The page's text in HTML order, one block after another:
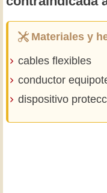
Materiales y
cables flexibles
conductor
dispositivo